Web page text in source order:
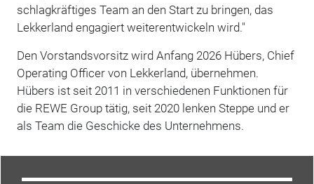
schlagkräftiges Team an den Start zu bringen, das
Lekkerland engagiert weiterentwickeln wird."
Den Vorstandsvorsitz wird Anfang 2026 Hübers, Chief
Operating Officer von Lekkerland, übernehmen.
Hübers ist seit 2011 in verschiedenen Funktionen für
die REWE Group tätig, seit 2020 lenken Steppe und er
als Team die Geschicke des Unternehmens.